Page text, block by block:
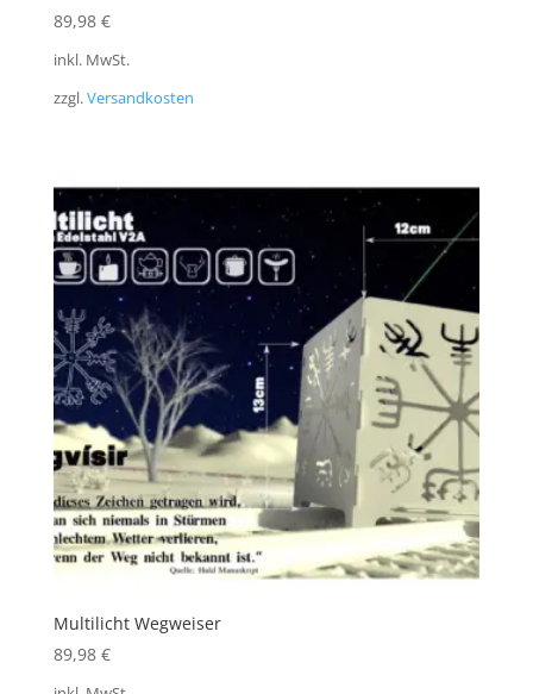
89,98 €
inkl. MwSt.
zzgl.Versandkosten
Multilicht Wegweiser
89,98 €